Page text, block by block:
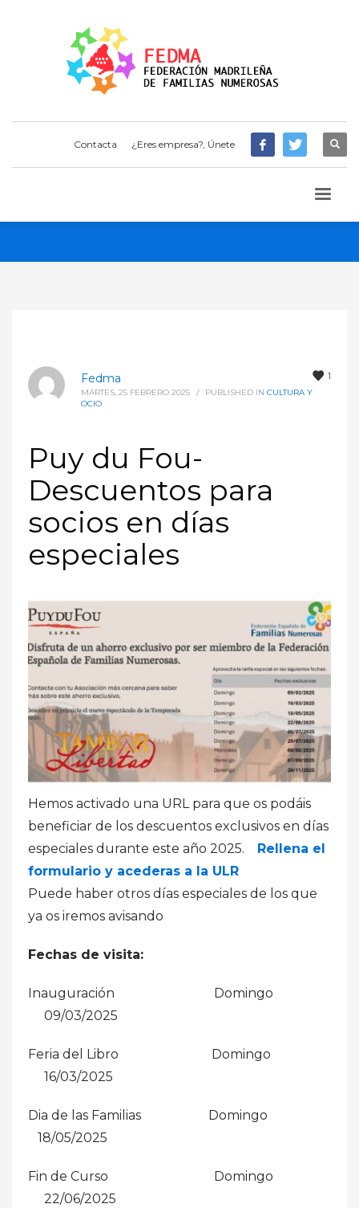
Contacta ¿Eres empresa?, Únete
1
Fedma
MARTES, 25 FEBRERO 2025 / PUBLISHED IN CULTURA Y
OCIO
Puy du Fou-
Descuentos para
socios en días
especiales
Hemos activado una URL para que os podáis
beneficiar de los descuentos exclusivos en días
especiales durante este año 2025. Rellena el
formulario y acederas a la ULR
Puede haber otros días especiales de los que
ya os iremos avisando
Fechas de visita:
Inauguración Domingo
09/03/2025
Feria del Libro Domingo
16/03/2025
Dia de las Familias Domingo
18/05/2025
Fin de Curso Domingo
22/06/2025